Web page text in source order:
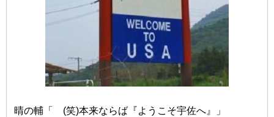
晴の輔「 (笑)本来ならば『ようこそ宇佐へ』」